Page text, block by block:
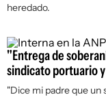
heredado.
"Entrega de
sindicato portuario
"Dice mi padre que un